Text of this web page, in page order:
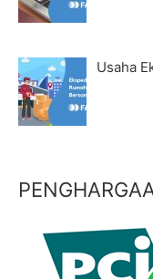
Usaha